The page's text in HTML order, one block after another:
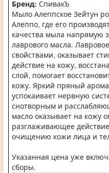
Бренд: СпивакЪ
Мыло Алеппское Зейтун
Алеппо, где его
качества мыла напрямую
лаврового масла.
свойствами, оказывает
действие на кожу,
слой, помогает
кожу. Яркий пряный
успокаивает нервную
снотворным и
масло оказывает на кожу
разглаживающее
очищению кожи лица и
Указанная цена уже
сборы.